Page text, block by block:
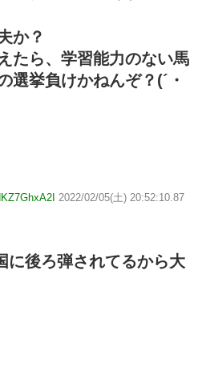
か？
たら、学習能力のない馬
選挙負けかねんぞ？(´・
2022/02/05(土) 20:52:10.87
に後ろ弾されてるから大